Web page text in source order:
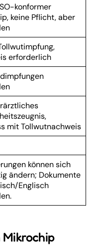
konformer
keine Pflicht, aber
erforderlich
mit Tollwutnachweis
können sich
ändern; Dokumente
Englisch